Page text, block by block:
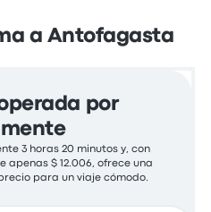
a Antofagasta
por
3 horas 20 minutos y, con
apenas $ 12.006, ofrece una
para un viaje cómodo.